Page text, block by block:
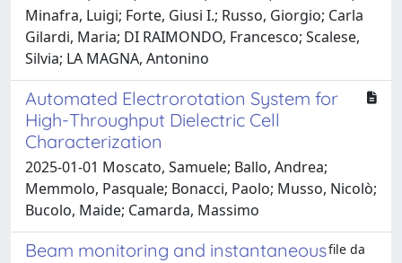
Minafra, Luigi; Forte, Giusi I.; Russo, Giorgio; Carla
Gilardi, Maria; DI RAIMONDO, Francesco; Scalese,
Silvia; LA MAGNA, Antonino
Automated Electrorotation System for
High-Throughput Dielectric Cell
Characterization
2025-01-01 Moscato, Samuele; Ballo, Andrea;
Memmolo, Pasquale; Bonacci, Paolo; Musso, Nicolò;
Bucolo, Maide; Camarda, Massimo
Beam monitoring and instantaneousfile da